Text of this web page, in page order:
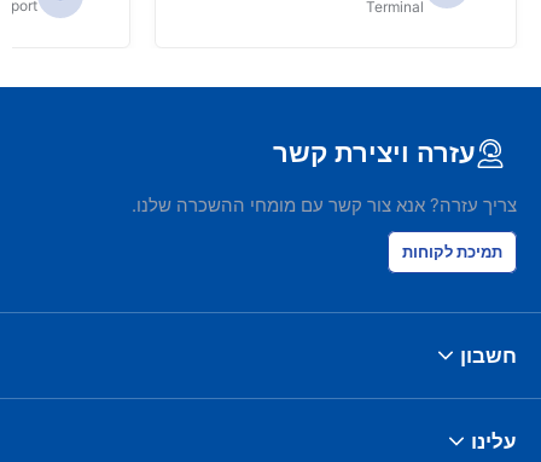
Terminal
עזרה ויצירת קשר
צריך עזרה? אנא צור קשר עם מומחי ההשכרה שלנו.
תמיכת לקוחות
חשבון
עלינו